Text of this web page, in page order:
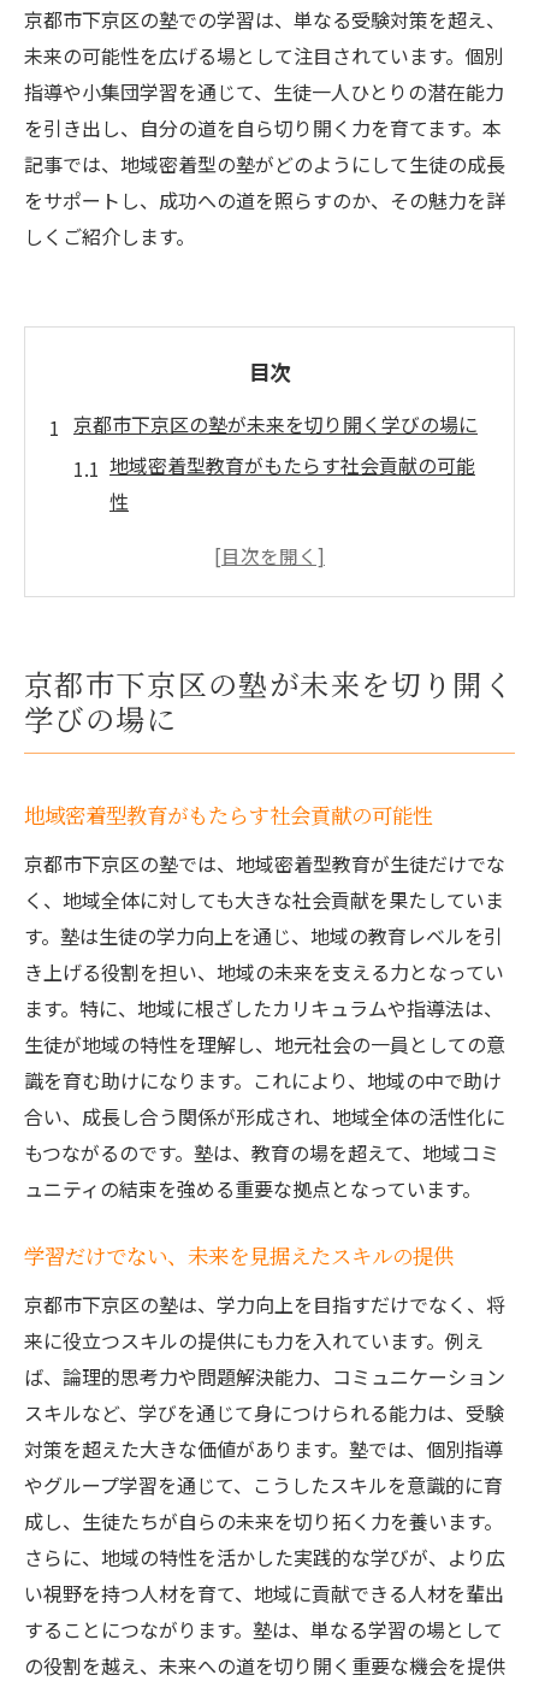
京都市下京区の塾での学習は、単なる受験対策を超え、
未来の可能性を広げる場として注目されています。個別
指導や小集団学習を通じて、生徒一人ひとりの潜在能力
を引き出し、自分の道を自ら切り開く力を育てます。本
記事では、地域密着型の塾がどのようにして生徒の成長
をサポートし、成功への道を照らすのか、その魅力を詳
しくご紹介します。
目次
京都市下京区の塾が未来を切り開く学びの場に
地域密着型教育がもたらす社会貢献の可能
性
学習だけでない、未来を見据えたスキルの
地域と塾の連携が生む新たな教育価値
京都市下京区における塾の革新と挑戦
出す方法
一人ひとりに合わせたカスタマイズ指導の
効果
個別に設定された学習目標と達成のための
道筋
生徒のやる気を引き出すコミュニケーショ
ンの技術
親身なフィードバックが生む学習意欲の向
上
個別指導を通じた自己効力感の醸成
小集団学習が生徒の自信を育む理由とは
仲間との協働が生む新たな学びの発見
競争心と協力心がもたらす相乗効果
小集団でのディスカッションが開く思考力
の扉
コミュニケーション能力の向上とその背景
グループ活動を通じた社会性の育成
小集団だからこそ可能なきめ細やかな指導
地域密着型の塾が提供する成功へのステップア
ップ
地元特有のニーズに応えるカリキュラム設
京都市下京区の塾が未来を切り開く
学びの場に
地域密着型教育がもたらす社会貢献の可能性
京都市下京区の塾では、地域密着型教育が生徒だけでな
く、地域全体に対しても大きな社会貢献を果たしていま
す。塾は生徒の学力向上を通じ、地域の教育レベルを引
き上げる役割を担い、地域の未来を支える力となってい
ます。特に、地域に根ざしたカリキュラムや指導法は、
生徒が地域の特性を理解し、地元社会の一員としての意
識を育む助けになります。これにより、地域の中で助け
合い、成長し合う関係が形成され、地域全体の活性化に
もつながるのです。塾は、教育の場を超えて、地域コミ
ュニティの結束を強める重要な拠点となっています。
学習だけでない、未来を見据えたスキルの提供
京都市下京区の塾は、学力向上を目指すだけでなく、将
来に役立つスキルの提供にも力を入れています。例え
ば、論理的思考力や問題解決能力、コミュニケーション
スキルなど、学びを通じて身につけられる能力は、受験
対策を超えた大きな価値があります。塾では、個別指導
やグループ学習を通じて、こうしたスキルを意識的に育
成し、生徒たちが自らの未来を切り拓く力を養います。
さらに、地域の特性を活かした実践的な学びが、より広
い視野を持つ人材を育て、地域に貢献できる人材を輩出
することにつながります。塾は、単なる学習の場として
の役割を越え、未来への道を切り開く重要な機会を提供